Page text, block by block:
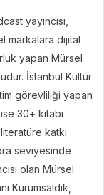
yayıncısı,
markalara dijital
yapan Mürsel
İstanbul Kültür
görevliliği yapan
ise 30+ kitabı
katkı
seviyesinde
olan Mürsel
Kurumsaldık,